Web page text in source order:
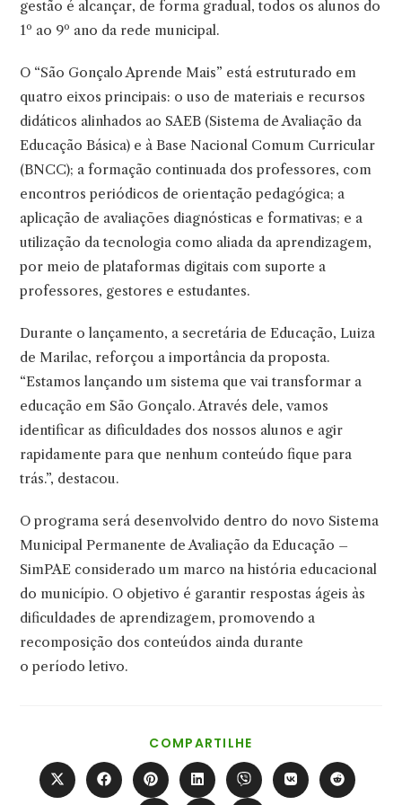
gestão é alcançar, de forma gradual, todos os alunos do
1º ao 9º ano da rede municipal.
O “São Gonçalo Aprende Mais” está estruturado em
quatro eixos principais: o uso de materiais e recursos
didáticos alinhados ao SAEB (Sistema de Avaliação da
Educação Básica) e à Base Nacional Comum Curricular
(BNCC); a formação continuada dos professores, com
encontros periódicos de orientação pedagógica; a
aplicação de avaliações diagnósticas e formativas; e a
utilização da tecnologia como aliada da aprendizagem,
por meio de plataformas digitais com suporte a
professores, gestores e estudantes.
Durante o lançamento, a secretária de Educação, Luiza
de Marilac, reforçou a importância da proposta.
“Estamos lançando um sistema que vai transformar a
educação em São Gonçalo. Através dele, vamos
identificar as dificuldades dos nossos alunos e agir
rapidamente para que nenhum conteúdo fique para
trás.”, destacou.
O programa será desenvolvido dentro do novo Sistema
Municipal Permanente de Avaliação da Educação –
SimPAE considerado um marco na história educacional
do município. O objetivo é garantir respostas ágeis às
dificuldades de aprendizagem, promovendo a
recomposição dos conteúdos ainda durante
o período letivo.
COMPARTILHE
ESTE
CONTEÚDO
Abre
em
Abre
em
Abre
em
Abre
em
Abre
em
Abre
em
Abre
em